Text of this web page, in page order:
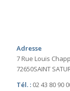
Adresse
7 Rue Louis
72650SAINT
Tél. :02 43 80 90